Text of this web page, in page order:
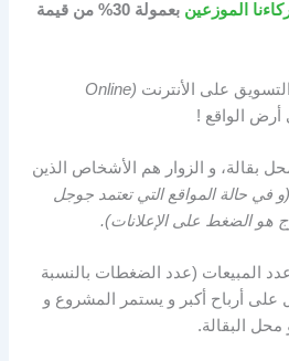
الموزعين
بعمولة 30% من قيمة
على الأنترنت
(Online
الواقع !
بقالة، و الزوار هم الأشخاص الذين
(و في حالة المواقع التي تعتمد جوجل
هو الضغط على الإعلانات).
المبيعات (عدد الضغطات بالنسبة
أرباح أكبر و يستمر المشروع و
البقالة.